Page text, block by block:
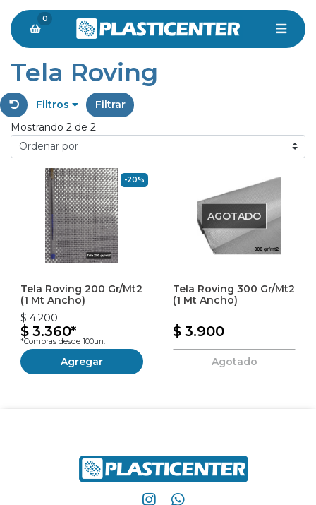
0
Tela Roving
Filtros
Filtrar
Mostrando 2 de 2
-20%
Tela Roving 200 Gr/mt2
(1 Mt Ancho)
$ 4.200
$ 3.360*
*Compras desde 100un.
Agregar
AGOTADO
Tela Roving 300 Gr/mt2
(1 Mt Ancho)
$ 3.900
Agotado